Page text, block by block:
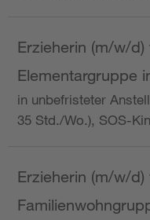
Erzieherin (m/w/d)
Elementargruppe
in unbefristeter
35 Std./Wo.), SOS-
Erzieherin (m/w/d)